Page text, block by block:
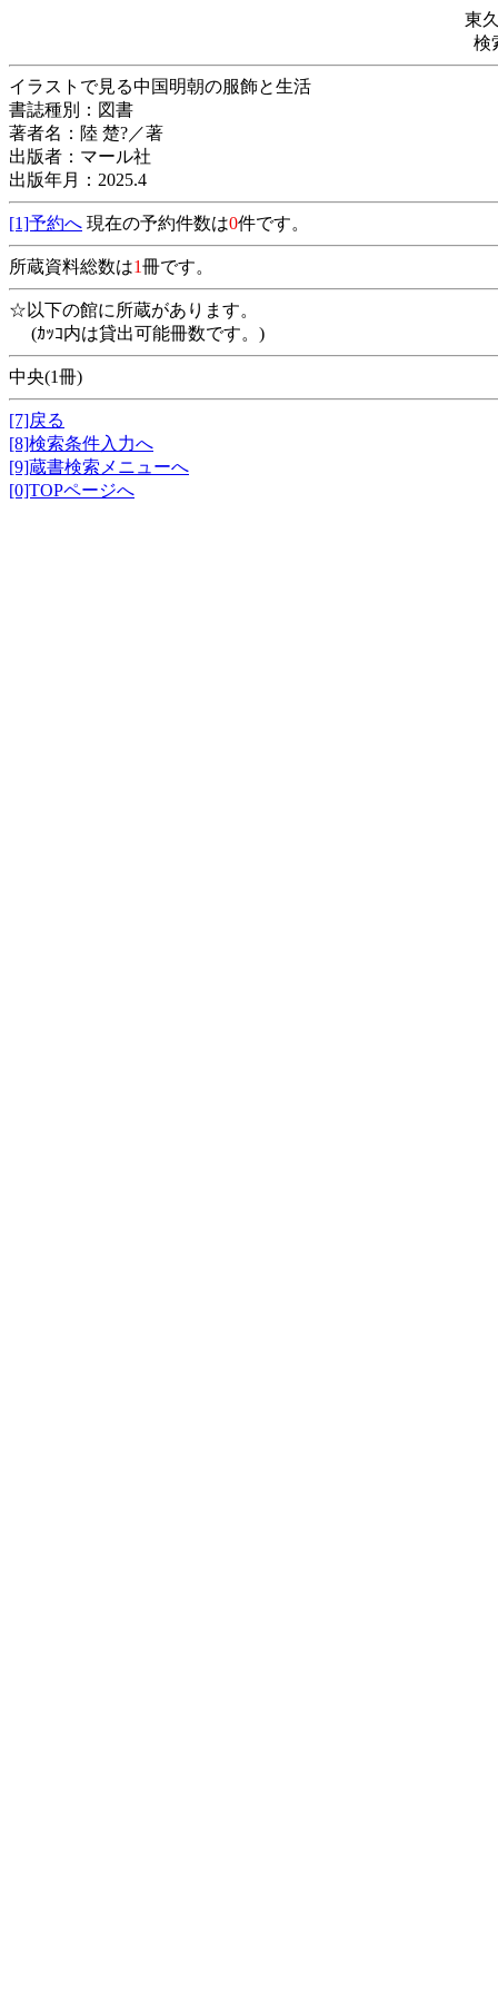
東
検
イラストで見る中国明朝の服飾と生活
書誌種別：図書
著者名：陸 楚?／著
出版者：マール社
出版年月：2025.4
[1]予約へ 現在の予約件数は0件です。
所蔵資料総数は1冊です。
☆以下の館に所蔵があります。
(ｶｯｺ内は貸出可能冊数です。)
中央(1冊)
[7]戻る
[8]検索条件入力へ
[9]蔵書検索メニューへ
[0]TOPページへ